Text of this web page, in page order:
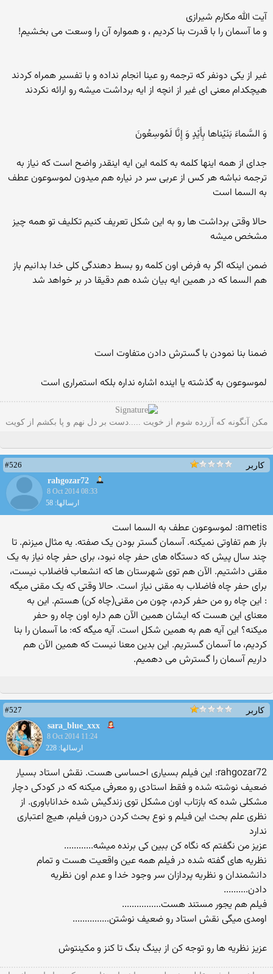
آیت الله مکارم شیرازی
و ما آسمان را با قدرت بنا کردیم ، و همواره آن را وسعت می بخشیم!
غیر از یکی دونفر که ترجمه رو عینا انجام نداده و با تفسیر همراه کردند
هیچکدام معنی ای غیر از انچه از ایه برداشت میشه رو ارائه نکردند
وَ السَّماءَ بَنَيْناها بِأَيْدٍ وَ إِنَّا لَمُوسِعُونَ
جدای از همه اینها کلمه به کلمه این ایه اینقدر واضح است که نیاز به
ترجمه نباشه هر کس از عربی سر در نیاره هم میدون لموسوعون عطف
به السما است
حالا وقتی برداشت ها رو به این شکل تعریف کنیم تکلیف تو همه چیز
مشخص میشه
ضمن اینکه اگر به فرض اون کلمه رو بسط دهندگی کلی خدا بدانیم باز
هم السما که در همین ایه بیان شده هم دقیقا در بر خواهد شد
ضمنا بنا نمودن با گسترش دادن متفاوت است
لموسوعون به گذشته یا اینده اشاره نداره بلکه استمراری است
مکن آنگونه که آزرده شوم از خویت .....دست بر دل نهم و پا بکشم از کویت
کاربر
#526
rahgozar72
8 Oct 2014 08:33
ارسالها: 58
ametis: لموسوعون عطف به السما است
باز هم تفاوتی نمیکنه. آسمان گستر بودن یک صفته. یه مثال میزنم. تا
چند سال پیش که دستگاه های حفر چاه نبود، برای حفر چاه نیاز به یک
مقنی داشتیم. الآن هم توی شهرستان ها که انشعاب فاضلاب نیست،
برای حفر چاه فاضلاب به مقنی نیاز است. حالا وقتی که یک مقنی میگه
: این چاه رو من حفر کردم، چون من مقنی(چاه کن) هستم. این به
معنای این هست که ایشان همین الآن هم داره اون چاه رو حفر
میکنه؟ این آیه هم به همین شکل است. آیه میگه که: ما آسمان را بنا
کردیم، ما آسمان گستریم. این بدین معنا نیست که همین الآن هم
داریم آسمان را گسترش می دهمیم.
کاربر
#527
sara_blue_xxx
8 Oct 2014 11:24
ارسالها: 228
rahgozar72: این فیلم بسیاری احساسی هست. نقش استاد بسیار
ضعیف نوشته شده و فقط استادی رو معرفی میکنه که در کودکی دچار
مشکلی شده که بازتاب اون مشکل توی زندگیش شده خداناباوری. از
نظری علم بحث این فیلم و نوع بحث کردن درون فیلم، هیچ اعتباری
ندارد
عزیز من نگفتم که نگاه کن ببین کی برنده میشه............
نظریه های گفته شده در فیلم همه عین واقعیت هست و تمام
دانشمندان و نظریه پردازان سر وجود خدا و عدم اون نظریه
دادن..........
فیلم هم یجور مستند هست................
اومدی میگی نقش استاد رو ضعیف نوشتن...............
عزیز نظریه ها رو توجه کن از بینگ بنگ تا کنز و مکینتوش